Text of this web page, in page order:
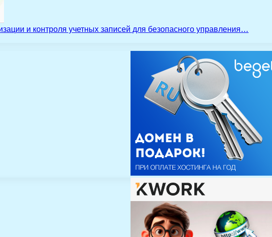
и контроля учетных записей для безопасного управления…